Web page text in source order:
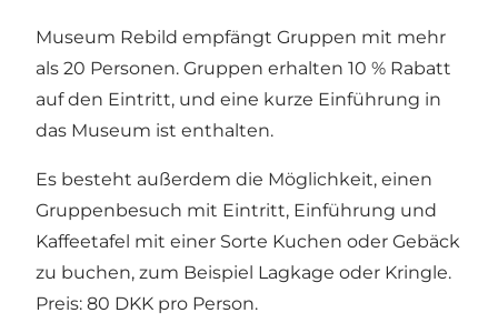
Museum Rebild empfängt Gruppen mit mehr
als 20 Personen. Gruppen erhalten 10 % Rabatt
auf den Eintritt, und eine kurze Einführung in
das Museum ist enthalten.
Es besteht außerdem die Möglichkeit, einen
Gruppenbesuch mit Eintritt, Einführung und
Kaffeetafel mit einer Sorte Kuchen oder Gebäck
zu buchen, zum Beispiel Lagkage oder Kringle.
Preis: 80 DKK pro Person.